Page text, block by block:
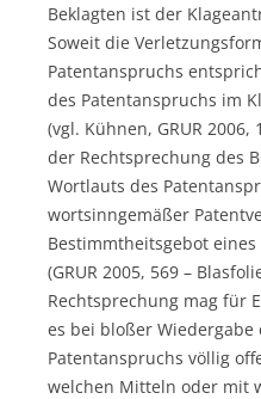
Beklagten ist der
Soweit die
Patentanspruchs
des Patentanspruchs im
(vgl. Kühnen, GRUR
der Rechtsprechung des
Wortlauts des
wortsinngemäßer
Bestimmtheitsgebot
(GRUR 2005, 569 –
Rechtsprechung mag für
es bei bloßer Wiedergabe
Patentanspruchs völlig
welchen Mitteln oder mit